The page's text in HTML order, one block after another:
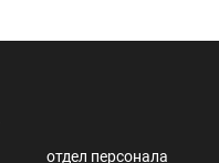
отдел персонала